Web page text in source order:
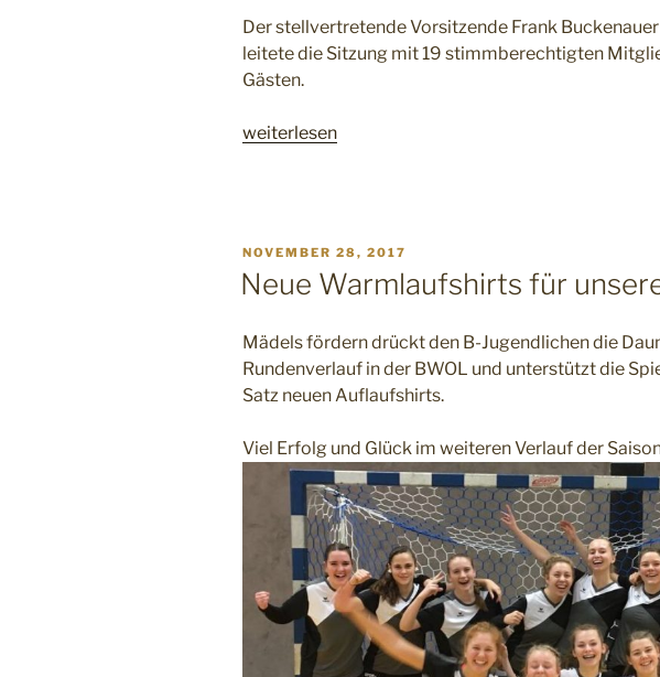
Der stellvertretende Vorsitzende Frank
leitete die Sitzung mit 19 stimmberechtigten
Gästen.
„Mitgliederversammlung
weiterlesen
VERÖFFENTLICHT
AM
NOVEMBER 28, 2017
Neue Warmlaufshirts für
Mädels fördern drückt den B-Jugendlichen die
Rundenverlauf in der BWOL und unterstützt die
Satz neuen Auflaufshirts.
Viel Erfolg und Glück im weiteren Verlauf der